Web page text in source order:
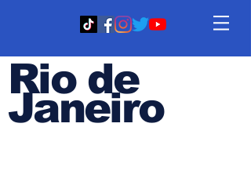
Rio de
Janeiro